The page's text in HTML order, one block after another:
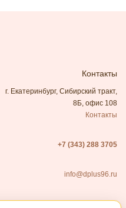
Контакты
г. Екатеринбург, Сибирский тракт,
8Б, офис 108
Контакты
+7 (343) 288 3705
info@dplus96.ru